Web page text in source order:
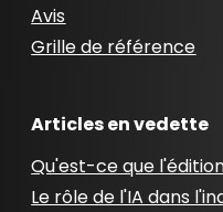
Avis
Grille de référence
Articles en vedette
Qu'est-ce que
Le rôle de l'IA dans